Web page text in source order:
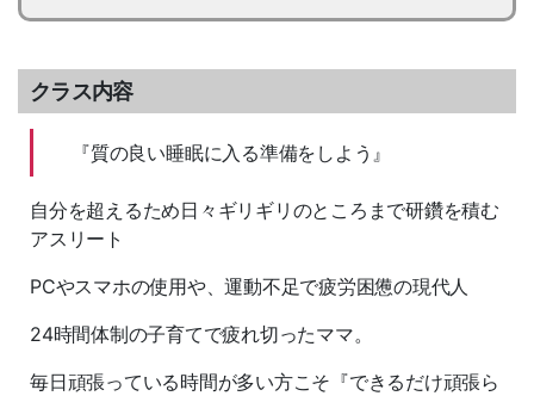
クラス内容
『質の良い睡眠に入る準備をしよう』
自分を超えるため日々ギリギリのところまで研鑽を積む
アスリート
PCやスマホの使用や、運動不足で疲労困憊の現代人
24時間体制の子育てで疲れ切ったママ。
毎日頑張っている時間が多い方こそ『できるだけ頑張ら